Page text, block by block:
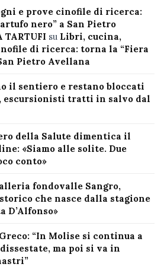
e prove cinofile di ricerca:
nero” a San Pietro
TARTUFI su Libri, cucina,
di ricerca: torna la “Fiera
Pietro Avellana
il sentiero e restano bloccati
escursionisti tratti in salvo dal
della Salute dimentica il
«Siamo alle solite. Due
conto»
fondovalle Sangro,
che nasce dalla stagione
D’Alfonso»
“In Molise si continua a
ma poi si va in